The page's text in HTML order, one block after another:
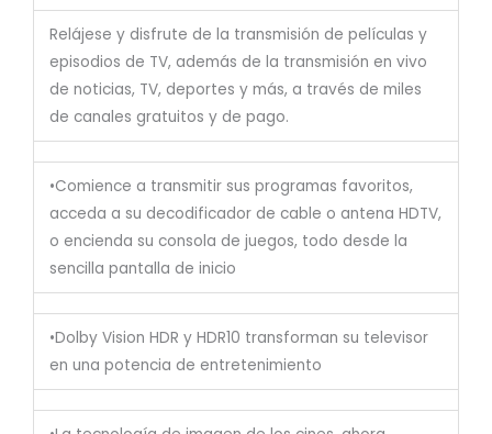
Relájese y disfrute de la transmisión de películas y
episodios de TV, además de la transmisión en vivo
de noticias, TV, deportes y más, a través de miles
de canales gratuitos y de pago.
•Comience a transmitir sus programas favoritos,
acceda a su decodificador de cable o antena HDTV,
o encienda su consola de juegos, todo desde la
sencilla pantalla de inicio
•Dolby Vision HDR y HDR10 transforman su televisor
en una potencia de entretenimiento